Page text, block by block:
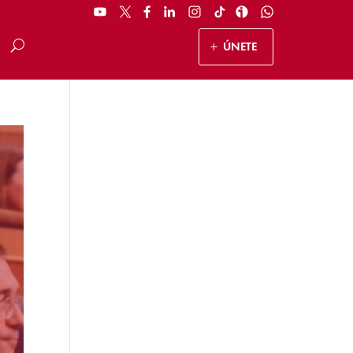
ÚNETE